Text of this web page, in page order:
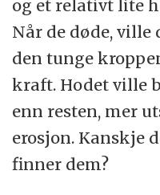
og et relativt lite
Når de døde,
den tunge
kraft. Hodet ville
enn resten, mer
erosjon. Kanskje
finner dem?